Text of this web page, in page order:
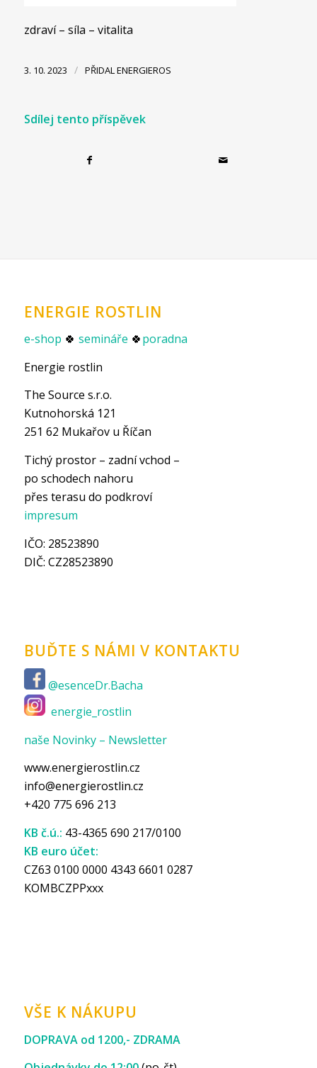
zdraví – síla – vitalita
3. 10. 2023 / PŘIDALENERGIEROS
Sdílej tento příspěvek
ENERGIE ROSTLIN
e-shop 🍀 semináře 🍀poradna
Energie rostlin
The Source s.r.o.
Kutnohorská 121
251 62 Mukařov u Říčan
Tichý prostor – zadní vchod –
po schodech nahoru
přes terasu do podkroví
impresum
IČO: 28523890
DIČ: CZ28523890
BUĎTE S NÁMI V KONTAKTU
@esenceDr.Bacha
energie_rostlin
naše Novinky – Newsletter
www.energierostlin.cz
info@energierostlin.cz
+420 775 696 213
KB č.ú.: 43-4365 690 217/0100
KB euro účet:
CZ63 0100 0000 4343 6601 0287
KOMBCZPPxxx
VŠE K NÁKUPU
DOPRAVA od 1200,- ZDRAMA